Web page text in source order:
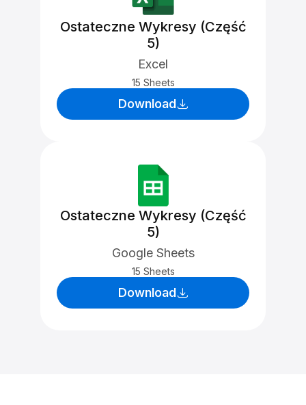
Ostateczne Wykresy (Część
5)
Excel
15 Sheets
Download
Ostateczne Wykresy (Część
5)
Google Sheets
15 Sheets
Download